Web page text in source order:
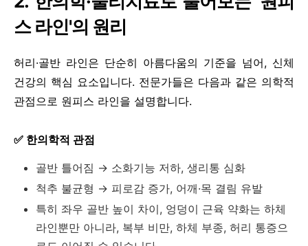
스 라인'의 원리
허리·골반 라인은 단순히 아름다움의 기준을 넘어, 신체
건강의 핵심 요소입니다. 전문가들은 다음과 같은 의학적
관점으로 원피스 라인을 설명합니다.
✅ 한의학적 관점
골반 틀어짐 → 소화기능 저하, 생리통 심화
척추 불균형 → 피로감 증가, 어깨·목 결림 유발
특히 좌우 골반 높이 차이, 엉덩이 근육 약화는 하체
라인뿐만 아니라, 복부 비만, 하체 부종, 허리 통증으